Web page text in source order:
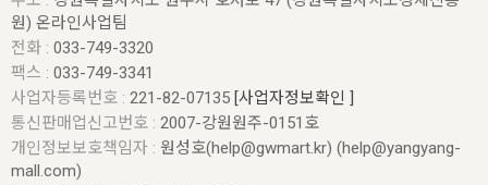
원) 온라인사업팀
전화 : 033-749-3320
팩스 : 033-749-3341
사업자등록번호 : 221-82-07135 [사업자정보확인 ]
통신판매업신고번호 : 2007-강원원주-0151호
개인정보보호책임자 : 원성호(help@gwmart.kr) (help@yangyang-
mall.com)